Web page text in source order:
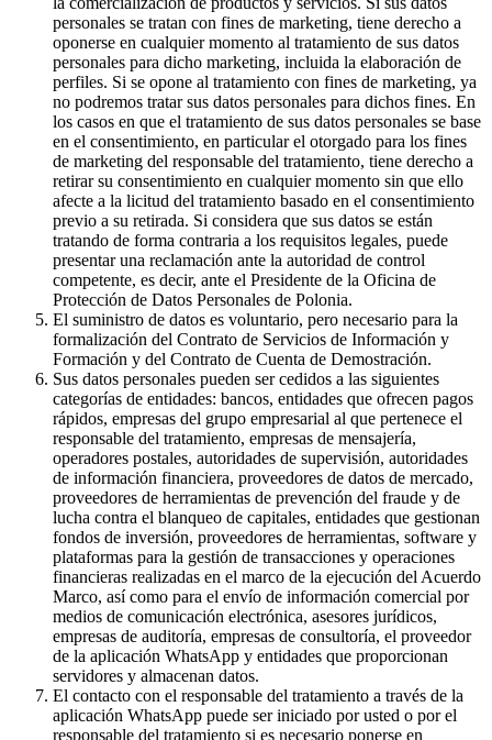
personales se tratan con fines de marketing, tiene derecho a
oponerse en cualquier momento al tratamiento de sus datos
personales para dicho marketing, incluida la elaboración de
perfiles. Si se opone al tratamiento con fines de marketing, ya
no podremos tratar sus datos personales para dichos fines. En
los casos en que el tratamiento de sus datos personales se base
en el consentimiento, en particular el otorgado para los fines
de marketing del responsable del tratamiento, tiene derecho a
retirar su consentimiento en cualquier momento sin que ello
afecte a la licitud del tratamiento basado en el consentimiento
previo a su retirada. Si considera que sus datos se están
tratando de forma contraria a los requisitos legales, puede
presentar una reclamación ante la autoridad de control
competente, es decir, ante el Presidente de la Oficina de
Protección de Datos Personales de Polonia.
El suministro de datos es voluntario, pero necesario para la
formalización del Contrato de Servicios de Información y
Formación y del Contrato de Cuenta de Demostración.
Sus datos personales pueden ser cedidos a las siguientes
categorías de entidades: bancos, entidades que ofrecen pagos
rápidos, empresas del grupo empresarial al que pertenece el
responsable del tratamiento, empresas de mensajería,
operadores postales, autoridades de supervisión, autoridades
de información financiera, proveedores de datos de mercado,
proveedores de herramientas de prevención del fraude y de
lucha contra el blanqueo de capitales, entidades que gestionan
fondos de inversión, proveedores de herramientas, software y
plataformas para la gestión de transacciones y operaciones
financieras realizadas en el marco de la ejecución del Acuerdo
Marco, así como para el envío de información comercial por
medios de comunicación electrónica, asesores jurídicos,
empresas de auditoría, empresas de consultoría, el proveedor
de la aplicación WhatsApp y entidades que proporcionan
servidores y almacenan datos.
El contacto con el responsable del tratamiento a través de la
aplicación WhatsApp puede ser iniciado por usted o por el
responsable del tratamiento si es necesario ponerse en